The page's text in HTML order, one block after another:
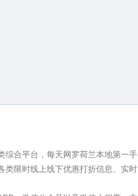
综合平台，每天网罗荷兰本地第一手
类限时线上线下优惠打折信息、实时